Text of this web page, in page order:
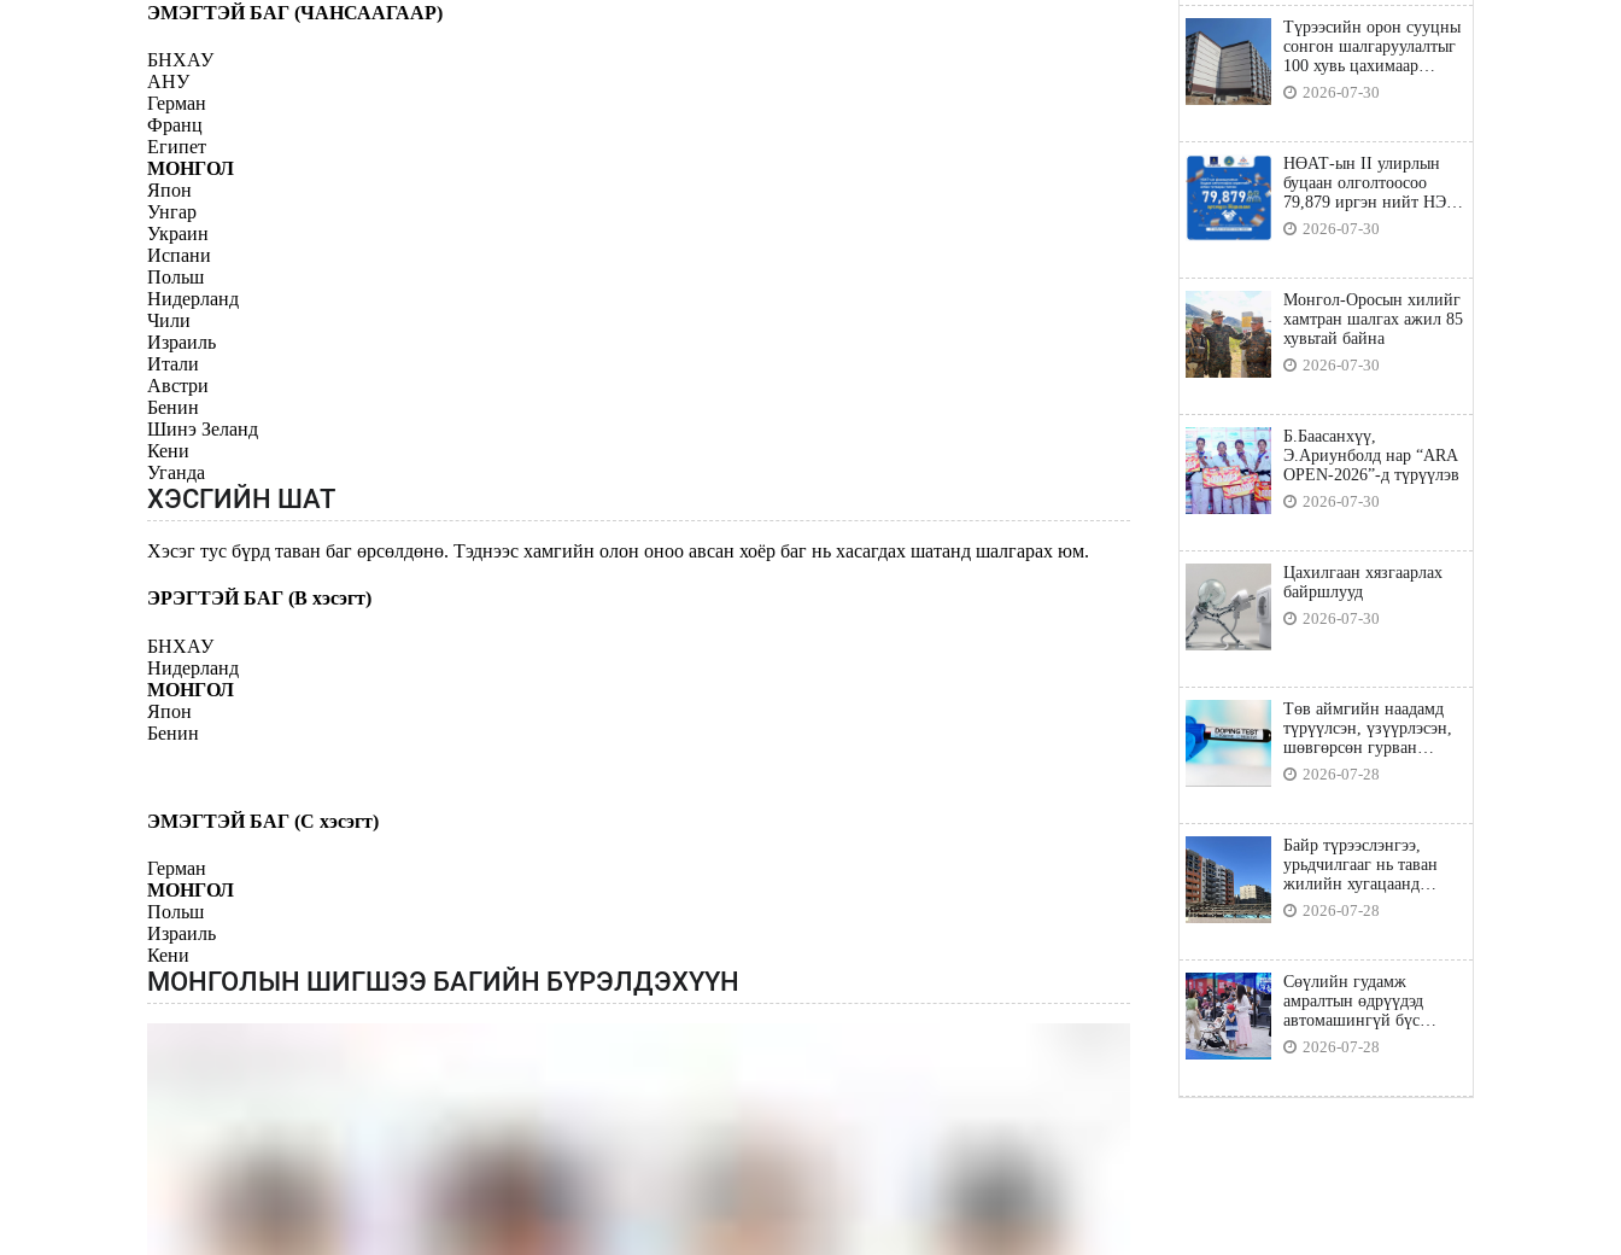
ЭМЭГТЭЙ БАГ (ЧАНСААГААР)
БНХАУ
АНУ
Герман
Франц
Египет
МОНГОЛ
Япон
Унгар
Украин
Испани
Польш
Нидерланд
Чили
Израиль
Итали
Австри
Бенин
Шинэ Зеланд
Кени
Уганда
ХЭСГИЙН ШАТ
Хэсэг тус бүрд таван баг өрсөлдөнө. Тэднээс хамгийн олон оноо авсан хоёр баг нь хасагдах шатанд шалгарах юм.
ЭРЭГТЭЙ БАГ (B хэсэгт)
БНХАУ
Нидерланд
МОНГОЛ
Япон
Бенин
ЭМЭГТЭЙ БАГ (C хэсэгт)
Герман
МОНГОЛ
Польш
Израиль
Кени
МОНГОЛЫН ШИГШЭЭ БАГИЙН БҮРЭЛДЭХҮҮН
Түрээсийн орон сууцны
сонгон шалгаруулалтыг
100 хувь цахимаар
явуулна
2026-07-30
НӨАТ-ын II улирлын
буцаан олголтоосоо
79,879 иргэн нийт НЭГ
ТЭРБУМ төгрөгийн
татвараа төлөв
2026-07-30
Монгол-Оросын хилийг
хамтран шалгах ажил 85
хувьтай байна
2026-07-30
Б.Баасанхүү,
Э.Ариунболд нар “ARA
OPEN-2026”-д түрүүлэв
2026-07-30
Цахилгаан хязгаарлах
байршлууд
2026-07-30
Төв аймгийн наадамд
түрүүлсэн, үзүүрлэсэн,
шөвгөрсөн гурван
бөхөөс допинг илэрчээ
2026-07-28
Байр түрээслэнгээ,
урьдчилгааг нь таван
жилийн хугацаанд
төлбөл орон сууцны
зээлд хамрагдана
2026-07-28
Сөүлийн гудамж
амралтын өдрүүдэд
автомашингүй бүс
боллоо
2026-07-28